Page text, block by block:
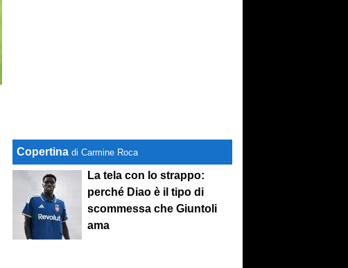
Copertina di Carmine Roca
La tela con lo strappo:
perché Diao è il tipo di
scommessa che Giuntoli
ama